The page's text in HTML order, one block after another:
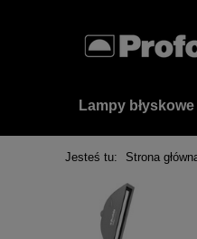
Lampy błyskowe
Jesteś tu: Strona